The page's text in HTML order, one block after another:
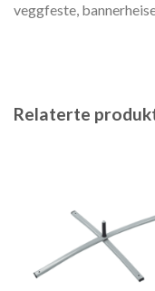
veggfeste,
Relaterte